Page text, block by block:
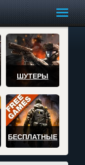
ШУТЕРЫ
БЕСПЛАТНЫЕ